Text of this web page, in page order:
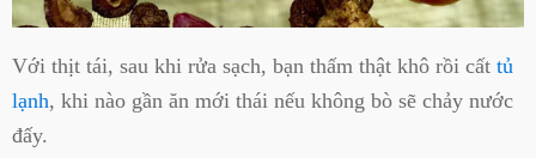
Với thịt tái, sau khi rửa sạch, bạn thấm thật khô rồi cất tủ
lạnh, khi nào gần ăn mới thái nếu không bò sẽ chảy nước
đấy.